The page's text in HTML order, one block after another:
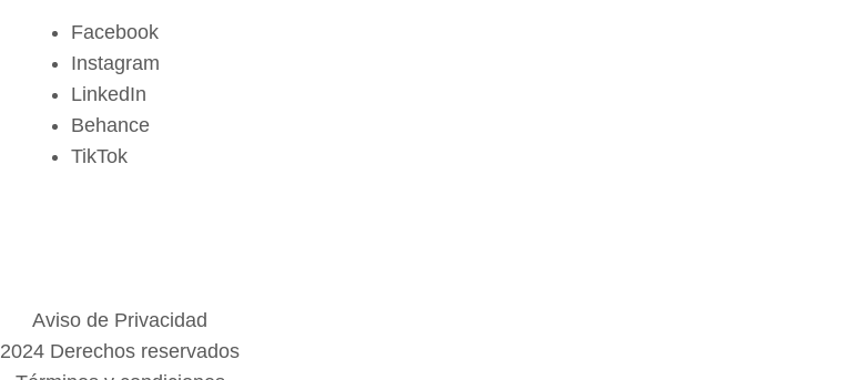
Facebook
Instagram
LinkedIn
Behance
TikTok
Aviso de Privacidad
2024 Derechos reservados